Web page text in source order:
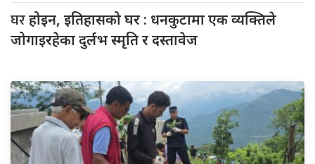
घरहोइन, इतिहासको घर : धनकुटामा एक व्यक्तिले
जोगाइरहेका दुर्लभ स्मृति र दस्तावेज